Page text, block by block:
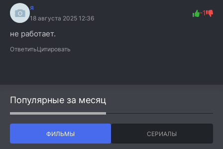
я
18 августа 2025 12:36
-1
не работает.
ОтветитьЦитировать
Популярные за месяц
ФИЛЬМЫ СЕРИАЛЫ